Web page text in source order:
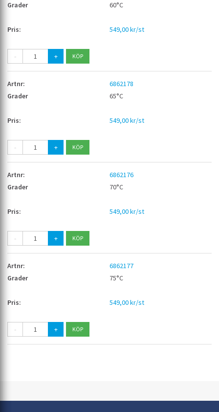
60°C
549,00 kr/st
- +
6862178
65°C
549,00 kr/st
- +
6862176
70°C
549,00 kr/st
- +
6862177
75°C
549,00 kr/st
- +